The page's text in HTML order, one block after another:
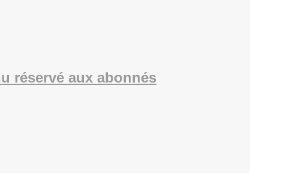
réservé aux abonnés